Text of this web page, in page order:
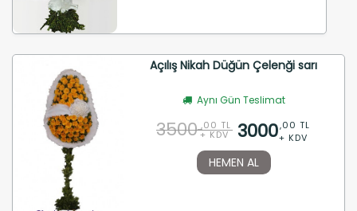
Açılış Nikah Düğün Çelenği sarı
Aynı Gün Teslimat
3500 ,00 TL
+ KDV 3000,00 TL
+ KDV
HEMEN AL